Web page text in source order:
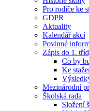
Pro rodiče ke
GDPR
Aktuality
Kalendář akcí
Povinné
Zápis do 1.
Co by
Ke
Mezinárodní
Školská rada
Složení